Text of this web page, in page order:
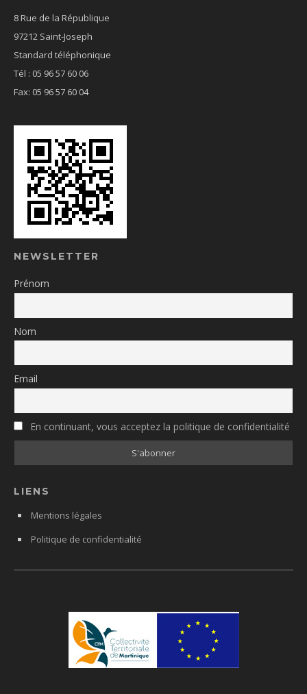
8 Rue de la République
97212 Saint-Joseph
Standard téléphonique
Tél : 05 96 57 60 06
Fax: 05 96 57 60 04
NEWSLETTER
Prénom
Nom
Email
En continuant, vous acceptez la politique de confidentialité
LIENS
Mentions légales
Politique de confidentialité